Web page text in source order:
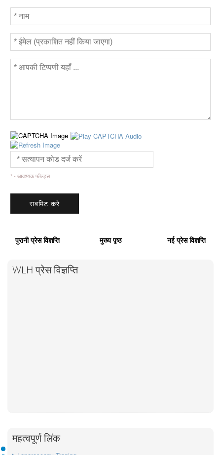
* - आवश्यक फील्ड्स
पुरानी प्रेस विज्ञप्ति मुख्य पृष्ठ नई प्रेस विज्ञप्ति
WLH प्रेस विज्ञप्ति
महत्वपूर्ण लिंक